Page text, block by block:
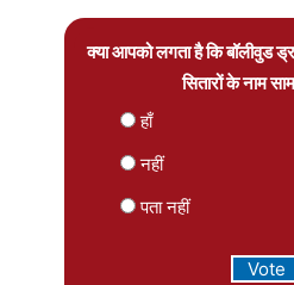
क्या आपको लगता है कि बॉलीवुड
सितारों के नाम
हाँ
नहीं
पता नहीं